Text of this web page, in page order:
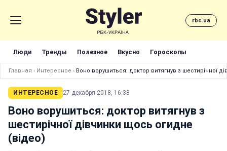
rbc.ua
Люди Тренды Полезное Вкусно Гороскопы
Главная › Интересное › Воно ворушиться: доктор витягнув з шестирічної
ИНТЕРЕСНОЕ 27 декабря 2018, 16:38
Воно ворушиться: доктор витягнув з
шестирічної дівчинки щось огидне
(відео)